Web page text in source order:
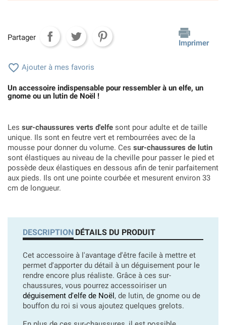
Partager
Imprimer
 Ajouter à mes favoris
Un accessoire indispensable pour ressembler à un elfe, un
gnome ou un lutin de Noël !
Les sur-chaussures verts d'elfe sont pour adulte et de taille
unique. Ils sont en feutre vert et rembourrées avec de la
mousse pour donner du volume. Ces sur-chaussures de lutin
sont élastiques au niveau de la cheville pour passer le pied et
possède deux élastiques en dessous afin de tenir parfaitement
aux pieds. Ils ont une pointe courbée et mesurent environ 33
cm de longueur.
DESCRIPTION DÉTAILS DU PRODUIT
Cet accessoire à l'avantage d'être facile à mettre et
permet d'apporter du détail à un déguisement pour le
rendre encore plus réaliste. Grâce à ces sur-
chaussures, vous pourrez accessoiriser un
déguisement d'elfe de Noël, de lutin, de gnome ou de
bouffon du roi si vous ajoutez quelques grelots.